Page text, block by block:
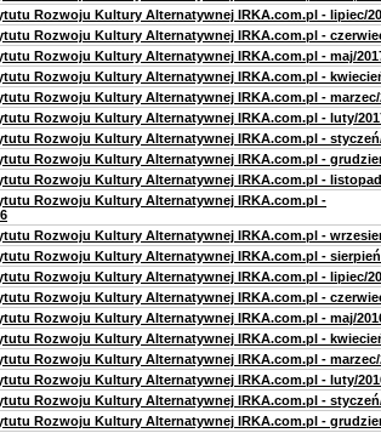
Rozwoju Kultury Alternatywnej IRKA.com.pl - lipiec/
Rozwoju Kultury Alternatywnej IRKA.com.pl -
Rozwoju Kultury Alternatywnej IRKA.com.pl - maj/
Rozwoju Kultury Alternatywnej IRKA.com.pl -
Rozwoju Kultury Alternatywnej IRKA.com.pl - marzec/
Rozwoju Kultury Alternatywnej IRKA.com.pl - luty/
Rozwoju Kultury Alternatywnej IRKA.com.pl -
Rozwoju Kultury Alternatywnej IRKA.com.pl -
Rozwoju Kultury Alternatywnej IRKA.com.pl -
Rozwoju Kultury Alternatywnej IRKA.com.pl -
Rozwoju Kultury Alternatywnej IRKA.com.pl -
Rozwoju Kultury Alternatywnej IRKA.com.pl -
Rozwoju Kultury Alternatywnej IRKA.com.pl - lipiec/
Rozwoju Kultury Alternatywnej IRKA.com.pl -
Rozwoju Kultury Alternatywnej IRKA.com.pl - maj/
Rozwoju Kultury Alternatywnej IRKA.com.pl -
Rozwoju Kultury Alternatywnej IRKA.com.pl - marzec/
Rozwoju Kultury Alternatywnej IRKA.com.pl - luty/
Rozwoju Kultury Alternatywnej IRKA.com.pl -
Rozwoju Kultury Alternatywnej IRKA.com.pl -